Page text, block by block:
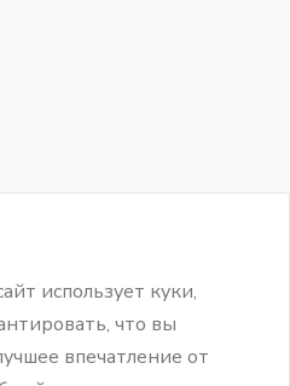
использует куки,
что вы
впечатление от